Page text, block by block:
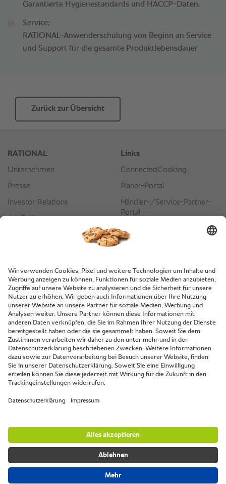
Garantierte Hygienestandards und HACCP-Daten.
Service:
RATIONAL-Anwenderschulung von Beginn an Service
und Support für die gesamte Produktlebensdauer
Zurück zur Übersicht